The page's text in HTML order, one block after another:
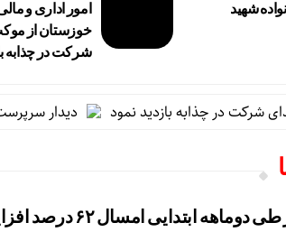
شهید
امور اداری و
خوزستان از
شرکت در چذابه
در چذابه بازدید نمود دیدار سرپرست
فروش پتروشیمی مارون در طی دوماهه